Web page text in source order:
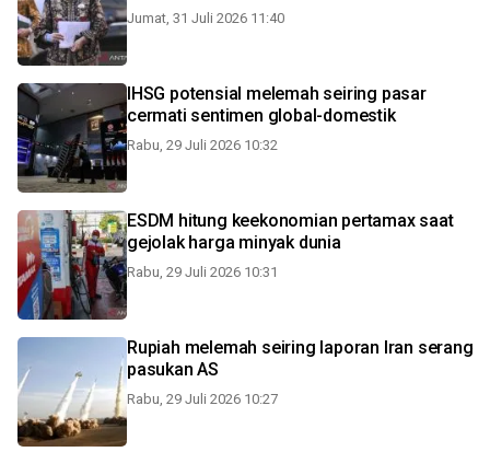
Jumat, 31 Juli 2026 11:40
IHSG potensial melemah seiring pasar
cermati sentimen global-domestik
Rabu, 29 Juli 2026 10:32
ESDM hitung keekonomian pertamax saat
gejolak harga minyak dunia
Rabu, 29 Juli 2026 10:31
Rupiah melemah seiring laporan Iran serang
pasukan AS
Rabu, 29 Juli 2026 10:27